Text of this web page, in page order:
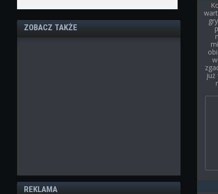
ZOBACZ TAKŻE
REKLAMA
już